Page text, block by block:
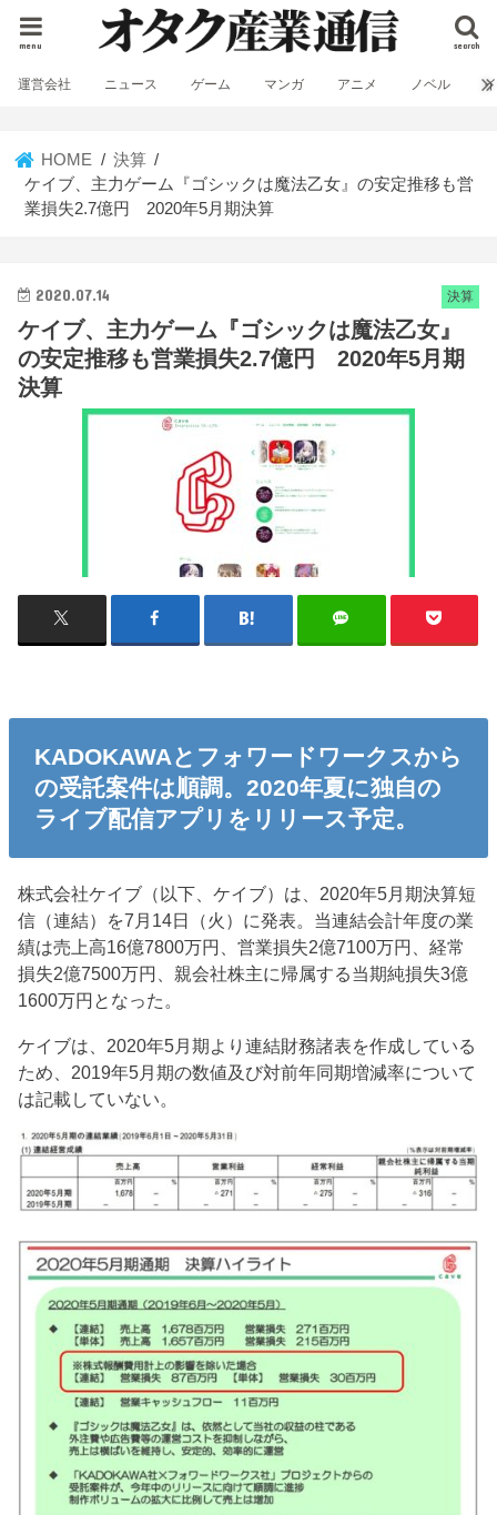
search
menu
運営会社 ニュース ゲーム マンガ アニメ ノベル
HOME
決算
ケイブ、主力ゲーム『ゴシックは魔法乙女』の安定推移も営
業損失2.7億円 2020年5月期決算
決算
2020.07.14
ケイブ、主力ゲーム『ゴシックは魔法乙女』
の安定推移も営業損失2.7億円 2020年5月期
決算
KADOKAWAとフォワードワークスから
の受託案件は順調。2020年夏に独自の
ライブ配信アプリをリリース予定。
株式会社ケイブ（以下、ケイブ）は、2020年5月期決算短
信（連結）を7月14日（火）に発表。当連結会計年度の業
績は売上高16億7800万円、営業損失2億7100万円、経常
損失2億7500万円、親会社株主に帰属する当期純損失3億
1600万円となった。
ケイブは、2020年5月期より連結財務諸表を作成している
ため、2019年5月期の数値及び対前年同期増減率について
は記載していない。